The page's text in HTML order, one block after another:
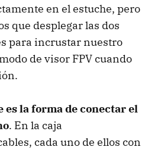
en el estuche, pero
que desplegar las dos
para incrustar nuestro
de visor FPV cuando
la forma de conectar el
. En la caja
cada uno de ellos con